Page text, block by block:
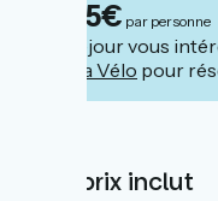
1325€ par personne
Ce séjour vous
Via Vélo pour
Le prix inclut